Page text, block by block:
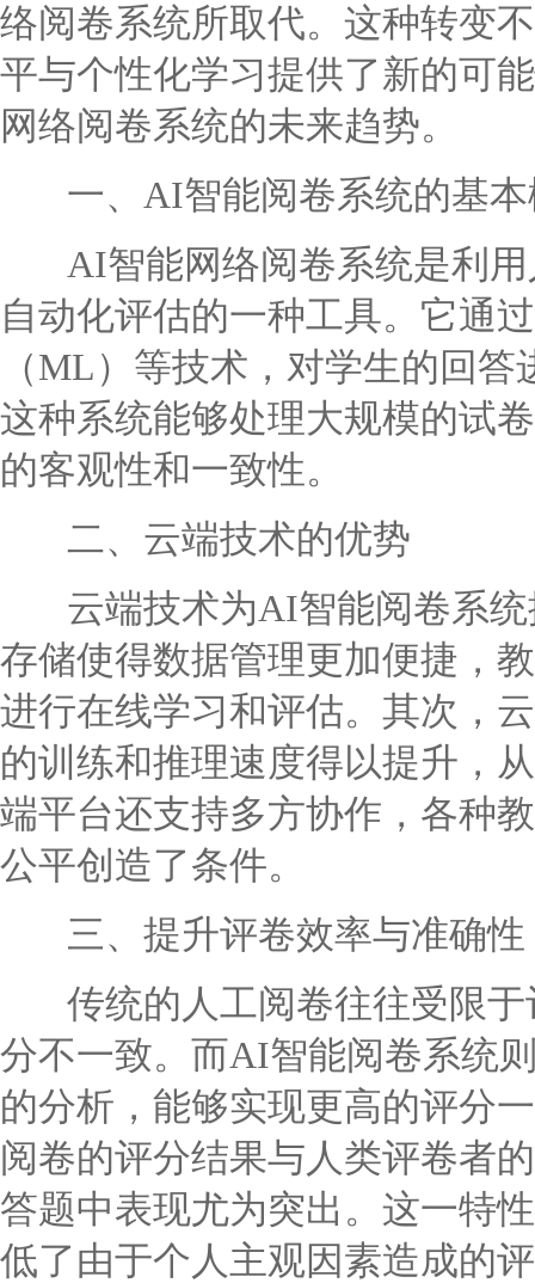
络阅卷系统所取代。这种转变
平与个性化学习提供了新的可
网络阅卷系统的未来趋势。
一、AI智能阅卷系统的基本
AI智能网络阅卷系统是利用
自动化评估的一种工具。它通
（ML）等技术，对学生的回
这种系统能够处理大规模的试
的客观性和一致性。
二、云端技术的优势
云端技术为AI智能阅卷系统
存储使得数据管理更加便捷，
进行在线学习和评估。其次，
的训练和推理速度得以提升，
端平台还支持多方协作，各种
公平创造了条件。
三、提升评卷效率与准确性
传统的人工阅卷往往受限于
分不一致。而AI智能阅卷系统
的分析，能够实现更高的评分
阅卷的评分结果与人类评卷者
答题中表现尤为突出。这一特
低了由于个人主观因素造成的